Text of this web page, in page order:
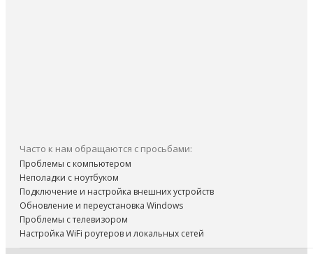
Часто к нам обращаются с просьбами:
Проблемы с компьютером
Неполадки с ноутбуком
Подключение и настройка внешних устройств
Обновление и переустановка Windows
Проблемы с телевизором
Настройка WiFi роутеров и локальных сетей